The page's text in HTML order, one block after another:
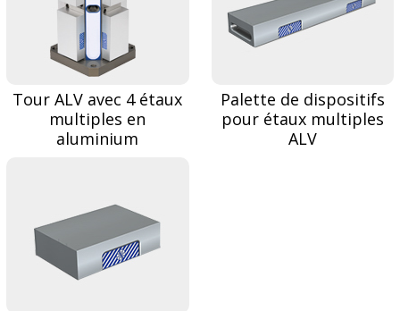
Tour ALV avec 4 étaux
multiples en
aluminium
Palette de dispositifs
pour étaux multiples
ALV